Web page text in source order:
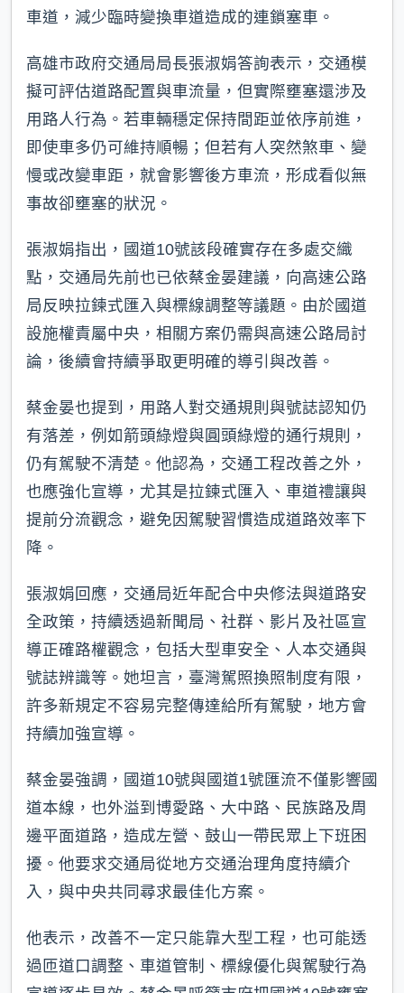
車道，減少臨時變換車道造成的連鎖塞車。
高雄市政府交通局局長張淑娟答詢表示，交通模
擬可評估道路配置與車流量，但實際壅塞還涉及
用路人行為。若車輛穩定保持間距並依序前進，
即使車多仍可維持順暢；但若有人突然煞車、變
慢或改變車距，就會影響後方車流，形成看似無
事故卻壅塞的狀況。
張淑娟指出，國道10號該段確實存在多處交織
點，交通局先前也已依蔡金晏建議，向高速公路
局反映拉鍊式匯入與標線調整等議題。由於國道
設施權責屬中央，相關方案仍需與高速公路局討
論，後續會持續爭取更明確的導引與改善。
蔡金晏也提到，用路人對交通規則與號誌認知仍
有落差，例如箭頭綠燈與圓頭綠燈的通行規則，
仍有駕駛不清楚。他認為，交通工程改善之外，
也應強化宣導，尤其是拉鍊式匯入、車道禮讓與
提前分流觀念，避免因駕駛習慣造成道路效率下
降。
張淑娟回應，交通局近年配合中央修法與道路安
全政策，持續透過新聞局、社群、影片及社區宣
導正確路權觀念，包括大型車安全、人本交通與
號誌辨識等。她坦言，臺灣駕照換照制度有限，
許多新規定不容易完整傳達給所有駕駛，地方會
持續加強宣導。
蔡金晏強調，國道10號與國道1號匯流不僅影響國
道本線，也外溢到博愛路、大中路、民族路及周
邊平面道路，造成左營、鼓山一帶民眾上下班困
擾。他要求交通局從地方交通治理角度持續介
入，與中央共同尋求最佳化方案。
他表示，改善不一定只能靠大型工程，也可能透
過匝道口調整、車道管制、標線優化與駕駛行為